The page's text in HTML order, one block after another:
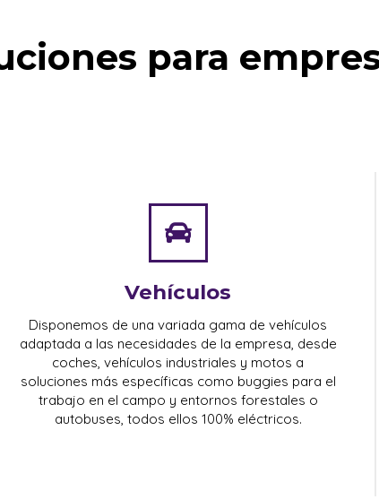
para
Vehículos
Disponemos de una variada gama de vehículos
adaptada a las necesidades de la empresa, desde
coches, vehículos industriales y motos a
soluciones más específicas como buggies para el
trabajo en el campo y entornos forestales o
autobuses, todos ellos 100% eléctricos.